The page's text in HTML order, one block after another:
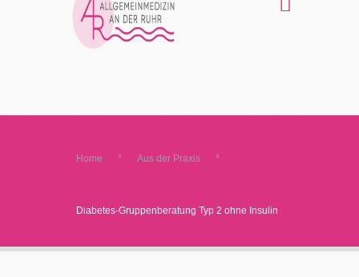
Home Aus der Praxis
Diabetes-Gruppenberatung Typ 2 ohne Insulin